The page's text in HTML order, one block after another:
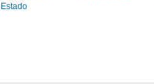
Estado